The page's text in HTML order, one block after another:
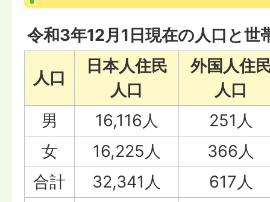
令和3年12月1日現在の人口と世
人口
日本人住民
人口
外国人住
人口
男
16,116人
251人
女
16,225人
366人
合計
32,341人
617人